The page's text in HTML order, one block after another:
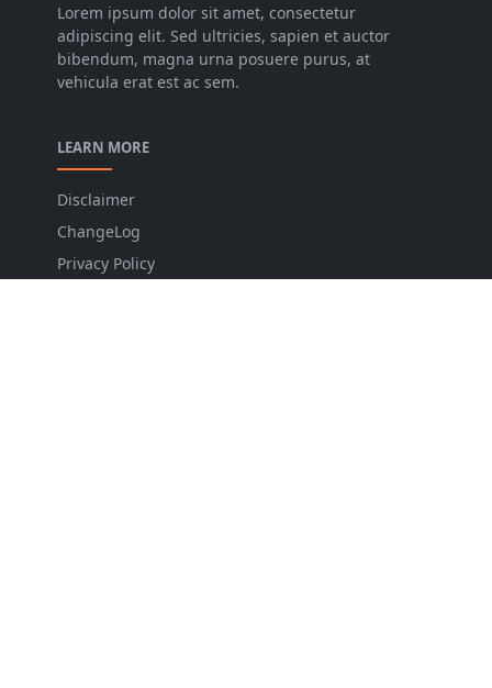
Lorem ipsum dolor sit amet, consectetur
adipiscing elit. Sed ultricies, sapien et auctor
bibendum, magna urna posuere purus, at
vehicula erat est ac sem.
LEARN MORE
Disclaimer
ChangeLog
Privacy Policy